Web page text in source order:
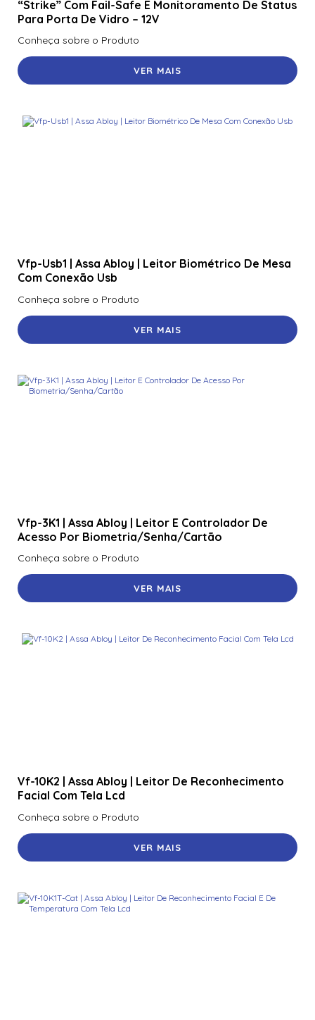
“Strike” Com Fail-Safe E Monitoramento De Status
Para Porta De Vidro – 12V
Conheça sobre o Produto
VER MAIS
Vfp-Usb1 | Assa Abloy | Leitor Biométrico De Mesa
Com Conexão Usb
Conheça sobre o Produto
VER MAIS
Vfp-3K1 | Assa Abloy | Leitor E Controlador De
Acesso Por Biometria/Senha/Cartão
Conheça sobre o Produto
VER MAIS
Vf-10K2 | Assa Abloy | Leitor De Reconhecimento
Facial Com Tela Lcd
Conheça sobre o Produto
VER MAIS